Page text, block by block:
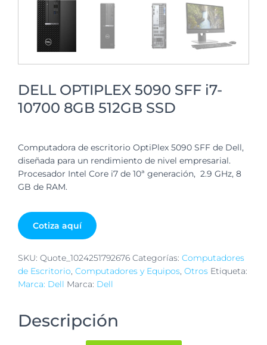
DELL OPTIPLEX 5090 SFF i7-
10700 8GB 512GB SSD
Computadora de escritorio OptiPlex 5090 SFF de Dell,
diseñada para un rendimiento de nivel empresarial.
Procesador Intel Core i7 de 10ª generación, 2.9 GHz, 8
GB de RAM.
Cotiza aquí
SKU: Quote_1024251792676 Categorías: Computadores
de Escritorio, Computadores y Equipos, Otros Etiqueta:
Marca: Dell Marca: Dell
Descripción